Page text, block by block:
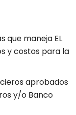
que maneja EL
y costos para la
aprobados
y/o Banco